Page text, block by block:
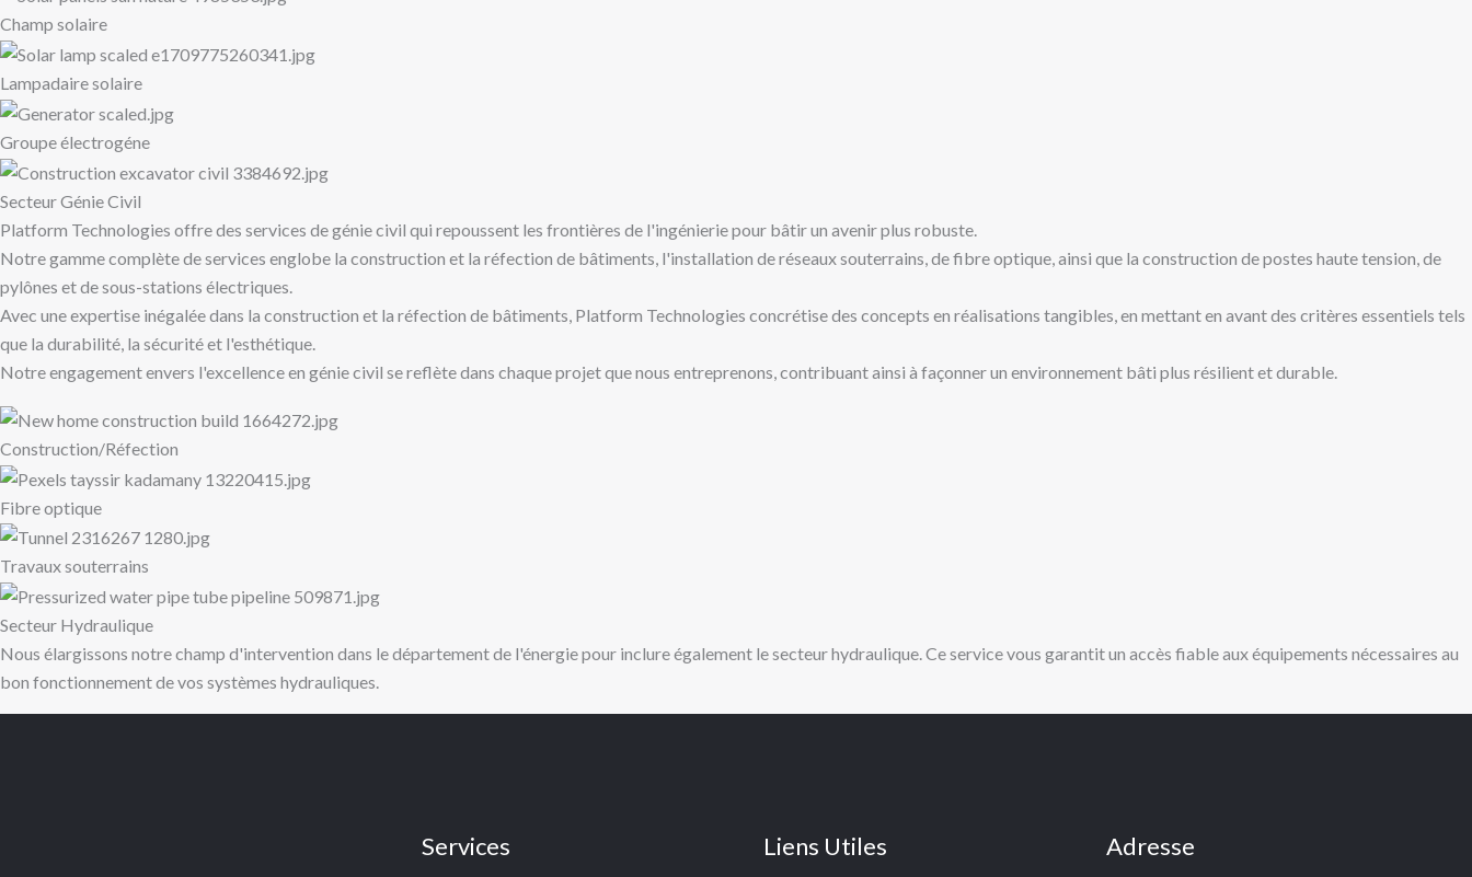
Champ solaire
Lampadaire solaire
Groupe électrogéne
Secteur Génie Civil
Platform Technologies offre des services de génie civil qui repoussent les frontières de l'ingénierie pour bâtir un avenir plus robuste.
Notre gamme complète de services englobe la construction et la réfection de bâtiments, l'installation de réseaux souterrains, de fibre optique, ainsi que la construction de postes haute tension, de
pylônes et de sous-stations électriques.
Avec une expertise inégalée dans la construction et la réfection de bâtiments, Platform Technologies concrétise des concepts en réalisations tangibles, en mettant en avant des critères essentiels tels
que la durabilité, la sécurité et l'esthétique.
Notre engagement envers l'excellence en génie civil se reflète dans chaque projet que nous entreprenons, contribuant ainsi à façonner un environnement bâti plus résilient et durable.
Construction/Réfection
Fibre optique
Travaux souterrains
Secteur Hydraulique
Nous élargissons notre champ d'intervention dans le département de l'énergie pour inclure également le secteur hydraulique. Ce service vous garantit un accès fiable aux équipements nécessaires au
bon fonctionnement de vos systèmes hydrauliques.
Services Liens Utiles Adresse